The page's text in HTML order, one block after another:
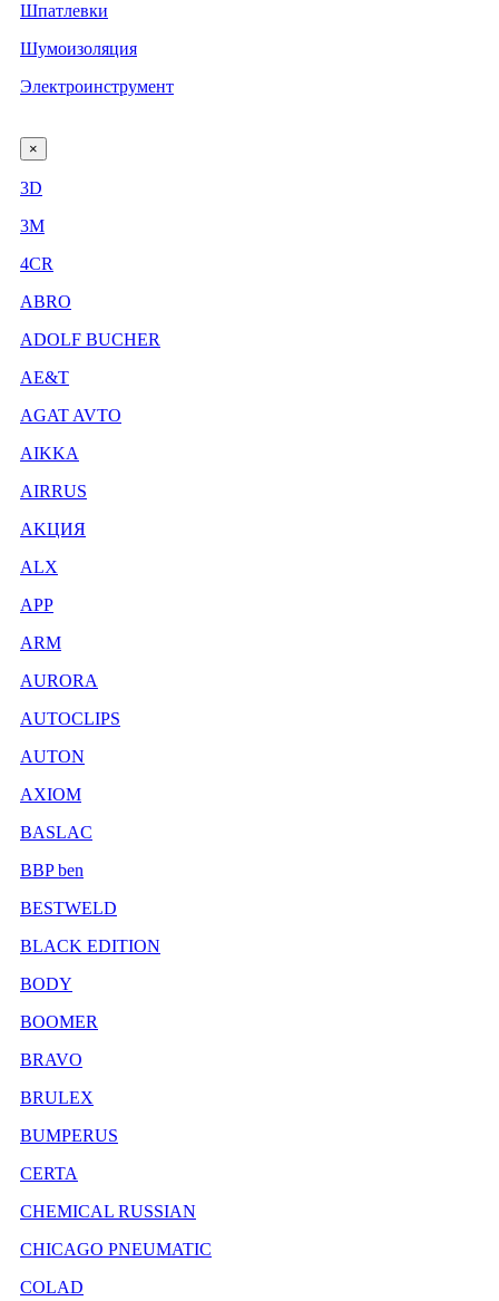
Шпатлевки
Шумоизоляция
Электроинструмент
×
3D
3М
4CR
ABRO
ADOLF BUCHER
AE&T
AGAT AVTO
AIKKA
AIRRUS
AKЦИЯ
ALX
APP
ARM
AURORA
AUTOCLIPS
AUTON
AXIOM
BASLAC
BBP ben
BESTWELD
BLACK EDITION
BODY
BOOMER
BRAVO
BRULEX
BUMPERUS
CERTA
CHEMICAL RUSSIAN
CHICAGO PNEUMATIC
COLAD